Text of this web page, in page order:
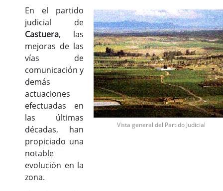
Zarza-Capilla
En el partido
judicial de
Castuera, las
mejoras de las
vías de
comunicación y
demás
actuaciones
efectuadas en
las últimas
décadas, han
propiciado una
notable
evolución en la
zona.
Vista general del Partido Judicial